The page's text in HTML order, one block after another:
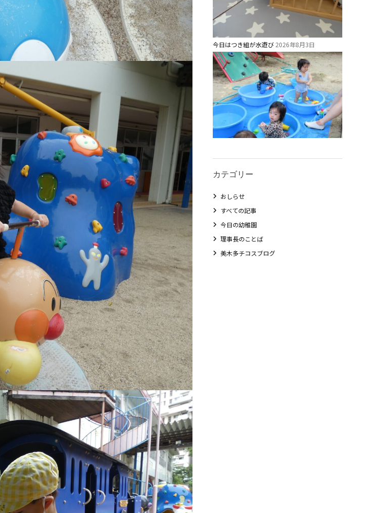
今日はつき組が水遊び 2026年8月3日
カテゴリー
おしらせ
すべての記事
今日の幼稚園
理事長のことば
美木多チコスブログ
園児募集要項
教職員募集
美⽊多チコス
美⽊多チコスについて
美⽊多チコスブログ
未就園児クラス
0歳親子登園［マカロンクラス ]
1歳・2歳親子登園［マリポサクラス ]
2歳児ひとり登園［ゆず組 ]